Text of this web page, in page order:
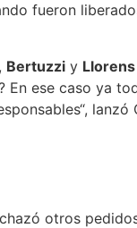
fueron
, Bertuzzi y Llorens
En ese caso ya
“, lanzó
otros